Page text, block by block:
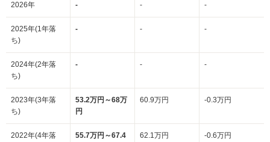
2026年 - - -
2025年(1年落
ち)
- - -
2024年(2年落
ち)
- - -
2023年(3年落
ち)
53.2万円～68万
円
60.9万円 -0.3万円
2022年(4年落
55.7万円～67.4
62.1万円 -0.6万円